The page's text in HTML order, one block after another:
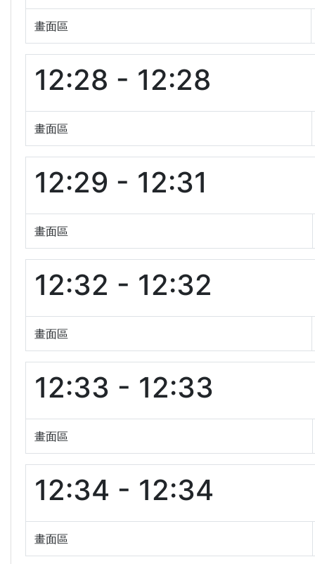
畫面區
12:28 - 12:28
畫面區
12:29 - 12:31
畫面區
12:32 - 12:32
畫面區
12:33 - 12:33
畫面區
12:34 - 12:34
畫面區